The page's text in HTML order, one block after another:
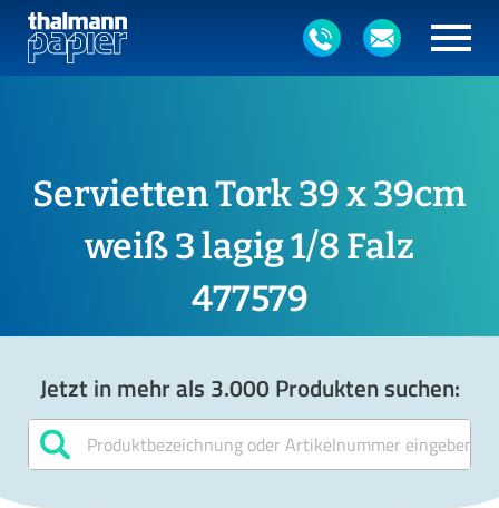
Servietten Tork 39 x 39cm
weiß 3 lagig 1/8 Falz
477579
Jetzt in mehr als 3.000 Produkten suchen: